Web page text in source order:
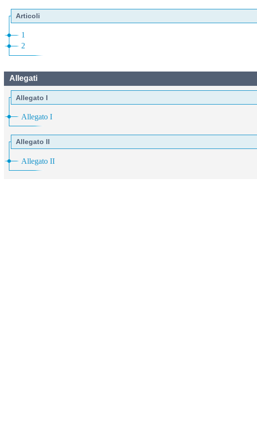
Articoli
1
2
Allegati
Allegato I
Allegato I
Allegato II
Allegato II